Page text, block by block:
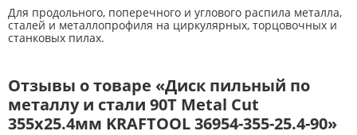
Для продольного, поперечного и углового распила металла,
сталей и металлопрофиля на циркулярных, торцовочных и
станковых пилах.
Отзывы о товаре «Диск пильный по
металлу и стали 90Т Metal Cut
355х25.4мм KRAFTOOL 36954-355-25.4-90»